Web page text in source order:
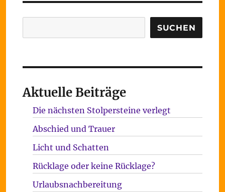
SUCHEN
Aktuelle Beiträge
Die nächsten Stolpersteine verlegt
Abschied und Trauer
Licht und Schatten
Rücklage oder keine Rücklage?
Urlaubsnachbereitung